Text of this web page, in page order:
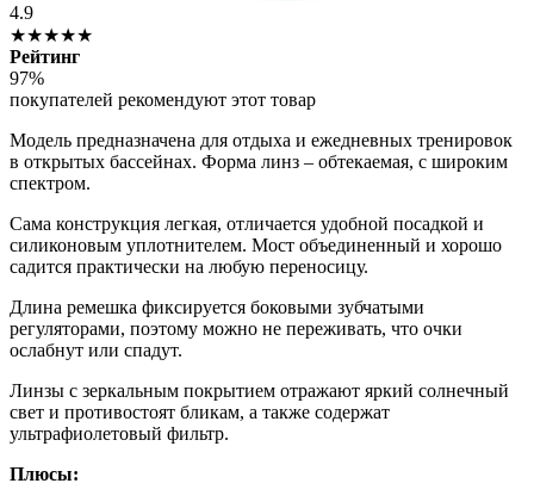
4.9
★★★★★
Рейтинг
97%
покупателей рекомендуют этот товар
Модель предназначена для отдыха и ежедневных тренировок
в открытых бассейнах. Форма линз – обтекаемая, с широким
спектром.
Сама конструкция легкая, отличается удобной посадкой и
силиконовым уплотнителем. Мост объединенный и хорошо
садится практически на любую переносицу.
Длина ремешка фиксируется боковыми зубчатыми
регуляторами, поэтому можно не переживать, что очки
ослабнут или спадут.
Линзы с зеркальным покрытием отражают яркий солнечный
свет и противостоят бликам, а также содержат
ультрафиолетовый фильтр.
Плюсы: